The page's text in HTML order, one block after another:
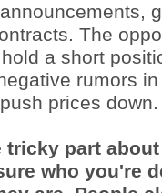
The
a short
rumors
prices down.
tricky part
who you're